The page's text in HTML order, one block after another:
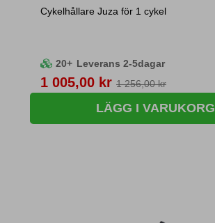
Cykelhållare Juza för 1 cykel
20+ Leverans 2-5dagar
Pris
1 005,00 kr 1 256,00 kr
LÄGG I VARUKORG